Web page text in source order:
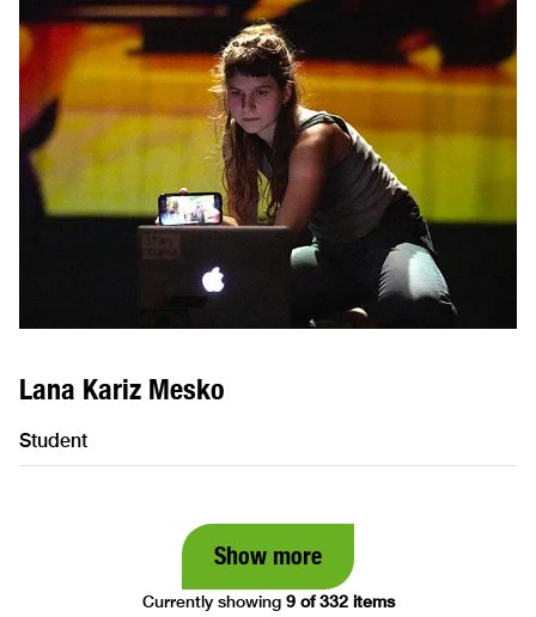
Lana Kariz Mesko
Student
Show more
Currently showing 9 of 332 items